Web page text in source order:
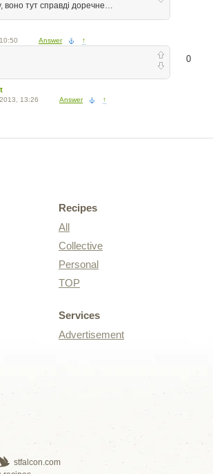
воно тут справді доречне…
Answer ↑
0
13:26 Answer ↑
Recipes
All
Collective
Personal
TOP
Services
Advertisement
stfalcon.com